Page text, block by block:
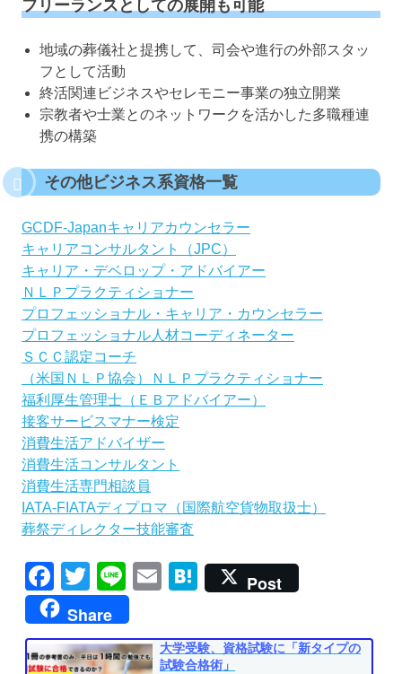
フリーランスとしての展開も可能
地域の葬儀社と提携して、司会や進行の外部スタッ
フとして活動
終活関連ビジネスやセレモニー事業の独立開業
宗教者や士業とのネットワークを活かした多職種連
携の構築
その他ビジネス系資格一覧
GCDF-Japanキャリアカウンセラー
キャリアコンサルタント（JPC）
キャリア・デベロップ・アドバイアー
ＮＬＰプラクティショナー
プロフェッショナル・キャリア・カウンセラー
プロフェッショナル人材コーディネーター
ＳＣＣ認定コーチ
（米国ＮＬＰ協会）ＮＬＰプラクティショナー
福利厚生管理士（ＥＢアドバイアー）
接客サービスマナー検定
消費生活アドバイザー
消費生活コンサルタント
消費生活専門相談員
IATA-FIATAディプロマ（国際航空貨物取扱士）
葬祭ディレクター技能審査
Facebook
TwitterLineEmailHatena
Post
Share
大学受験、資格試験に「新タイプの
試験合格術」